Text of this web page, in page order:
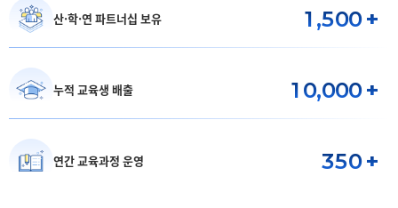
1,500+
산·학·연 파트너십 보유
10,000+
누적 교육생 배출
350+
연간 교육과정 운영